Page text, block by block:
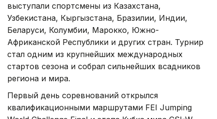
выступали спортсмены из Казахстана,
Узбекистана, Кыргызстана, Бразилии, Индии,
Беларуси, Колумбии, Марокко, Южно-
Африканской Республики и других стран. Турнир
стал одним из крупнейших международных
стартов сезона и собрал сильнейших всадников
региона и мира.
Первый день соревнований открылся
квалификационными маршрутами FEI Jumping